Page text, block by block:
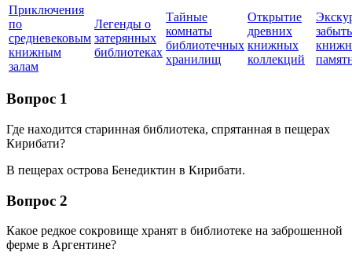
Приключения
по
средневековым
книжным
залам
Легенды о
затерянных
библиотеках
Тайные
комнаты
библиотечных
хранилищ
Открытие
древних
книжных
коллекций
Вопрос 1
Где находится старинная библиотека, спрятанная в пещерах
Кирибати?
В пещерах острова Бенедиктин в Кирибати.
Вопрос 2
Какое редкое сокровище хранят в библиотеке на заброшенной
ферме в Аргентине?